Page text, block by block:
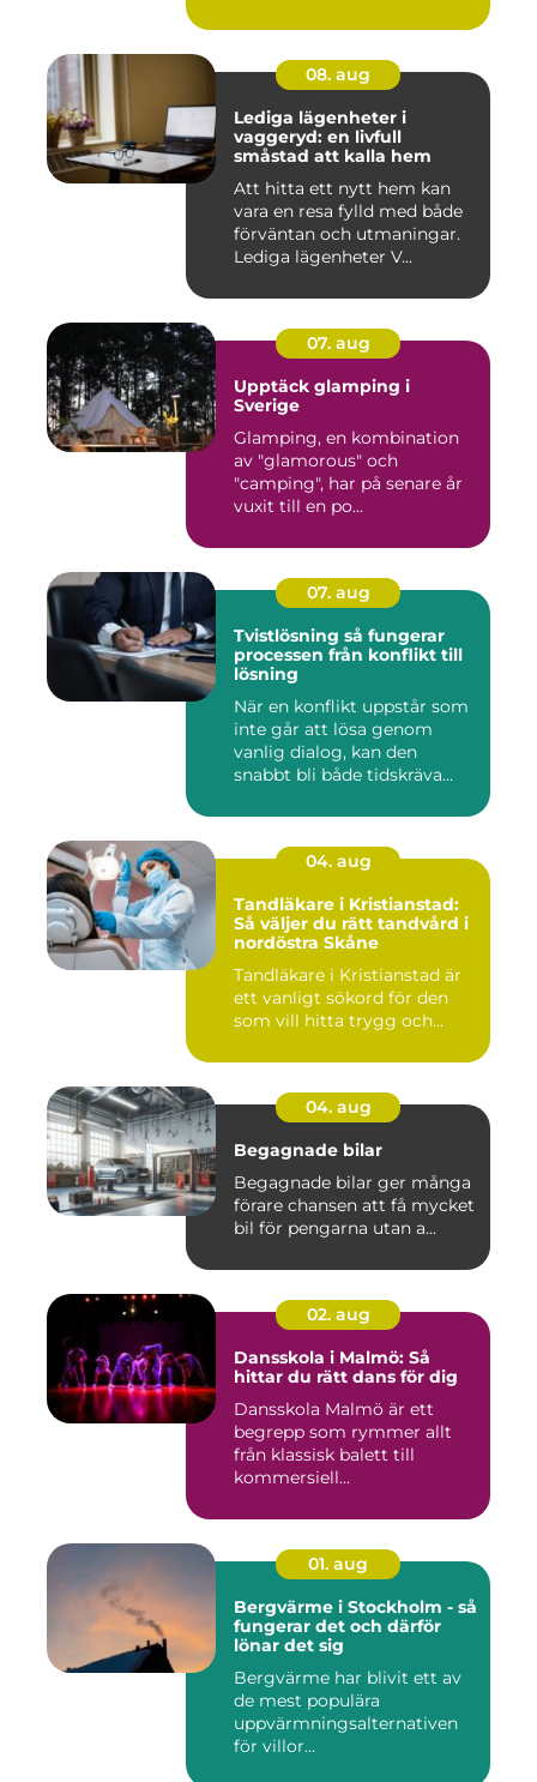
08. aug
Lediga lägenheter i
vaggeryd: en livfull
småstad att kalla hem
Att hitta ett nytt hem kan
vara en resa fylld med både
förväntan och utmaningar.
Lediga lägenheter V...
07. aug
Upptäck glamping i
Sverige
Glamping, en kombination
av "glamorous" och
"camping", har på senare år
vuxit till en po...
07. aug
Tvistlösning så fungerar
processen från konflikt till
lösning
När en konflikt uppstår som
inte går att lösa genom
vanlig dialog, kan den
snabbt bli både tidskräva...
04. aug
Tandläkare i Kristianstad:
Så väljer du rätt tandvård i
nordöstra Skåne
Tandläkare i Kristianstad är
ett vanligt sökord för den
som vill hitta trygg och...
04. aug
Begagnade bilar
Begagnade bilar ger många
förare chansen att få mycket
bil för pengarna utan a...
02. aug
Dansskola i Malmö: Så
hittar du rätt dans för dig
Dansskola Malmö är ett
begrepp som rymmer allt
från klassisk balett till
kommersiell...
01. aug
Bergvärme i Stockholm - så
fungerar det och därför
lönar det sig
Bergvärme har blivit ett av
de mest populära
uppvärmningsalternativen
för villor...